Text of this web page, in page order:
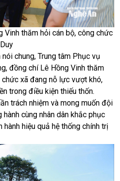
Vinh thăm hỏi cán bộ, công chức
chung, Trung tâm Phục vụ
đồng chí Lê Hồng Vinh thăm
xã đang nỗ lực vượt khó,
trong điều kiện thiếu thốn.
trách nhiệm và mong muốn đội
cùng nhân dân khắc phục
hiệu quả hệ thống chính trị